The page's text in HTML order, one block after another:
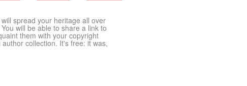
spread your heritage all over
will be able to share a link to
them with your copyright
collection. It's free: it was,